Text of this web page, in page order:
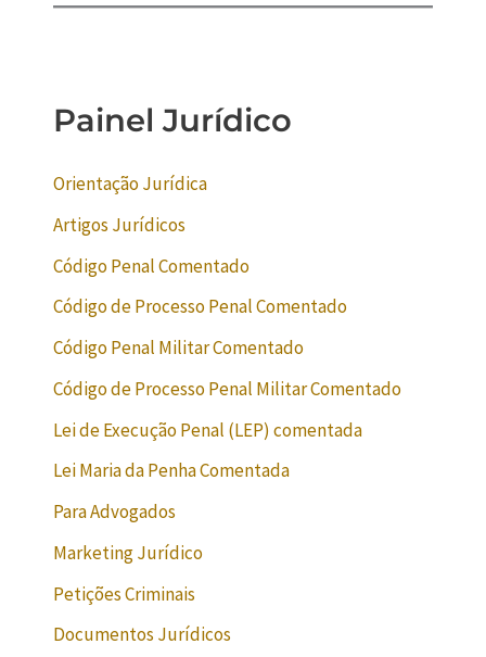
Painel Jurídico
Orientação Jurídica
Artigos Jurídicos
Código Penal Comentado
Código de Processo Penal Comentado
Código Penal Militar Comentado
Código de Processo Penal Militar Comentado
Lei de Execução Penal (LEP) comentada
Lei Maria da Penha Comentada
Para Advogados
Marketing Jurídico
Petições Criminais
Documentos Jurídicos